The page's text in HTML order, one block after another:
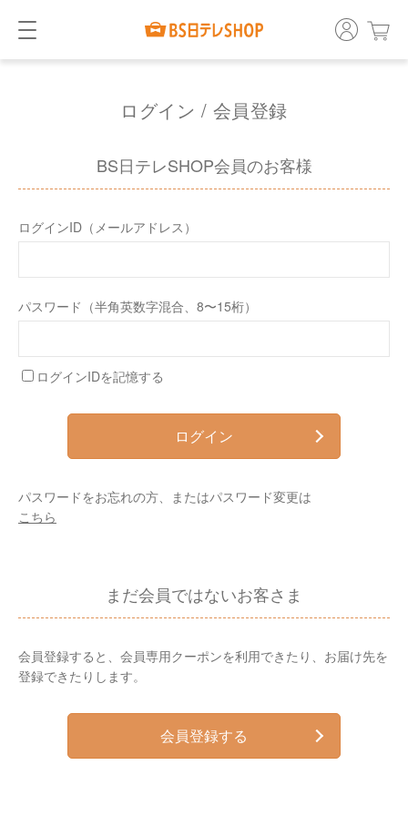
ログイン / 会員登録
BS日テレSHOP会員のお客様
ログインID（メールアドレス）
パスワード（半角英数字混合、8〜15桁）
ログインIDを記憶する
ログイン
パスワードをお忘れの方、またはパスワード変更は
こちら
まだ会員ではないお客さま
会員登録すると、会員専用クーポンを利用できたり、お届け先を
登録できたりします。
会員登録する